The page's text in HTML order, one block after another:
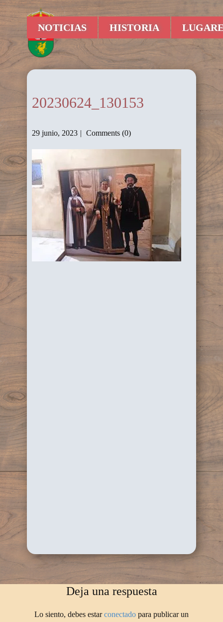
NOTICIAS HISTORIA
20230624_130153
29 junio, 2023 Comments (0)
Deja una respuesta
Lo siento, debes estarconectado para publicar un